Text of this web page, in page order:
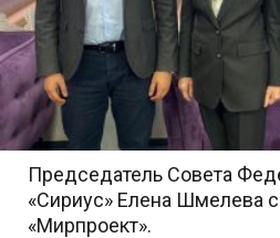
Председатель Совета
«Сириус» Елена Шмелева
«Мирпроект».